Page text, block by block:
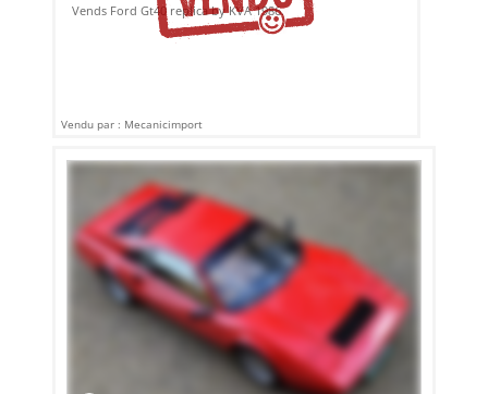
Vends Ford Gt40 replica by KVA 1986.
Vendu par : Mecanicimport